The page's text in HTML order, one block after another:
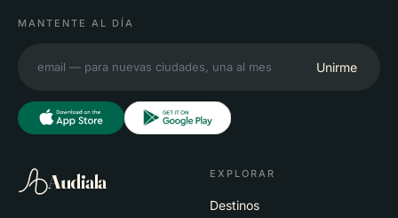
MANTENTE AL DÍA
Unirme
Audiala EXPLORAR
Destinos